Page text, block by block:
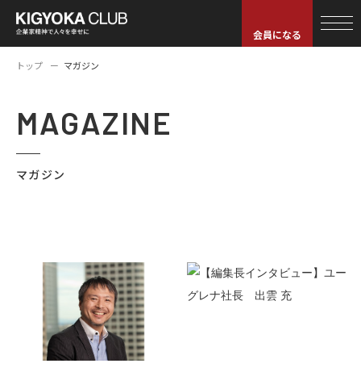
会員になる
トップ マガジン
MAGAZINE
マガジン